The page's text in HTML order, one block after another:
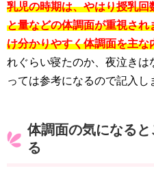
乳児の時期は、やはり授乳
と量などの体調面が重視さ
け分かりやすく体調面を主
れぐらい寝たのか、夜泣きは
っては参考になるので記入し
体調面の気になる
る